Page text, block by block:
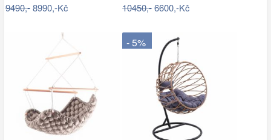
9490,-8990,-Kč 10450,-6600,-Kč
- 5%